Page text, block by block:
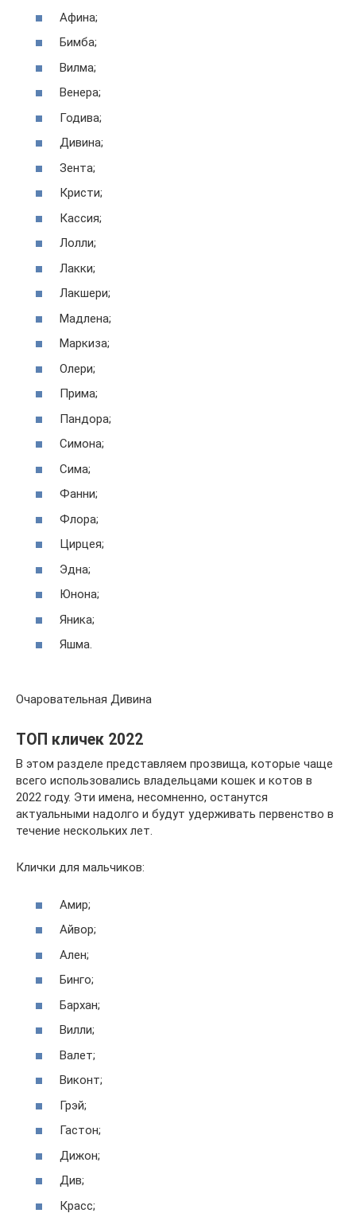
Афина;
Бимба;
Вилма;
Венера;
Годива;
Дивина;
Зента;
Кристи;
Кассия;
Лолли;
Лакки;
Лакшери;
Мадлена;
Маркиза;
Олери;
Прима;
Пандора;
Симона;
Сима;
Фанни;
Флора;
Цирцея;
Эдна;
Юнона;
Яника;
Яшма.
Очаровательная Дивина
ТОП кличек 2022
В этом разделе представляем прозвища, которые чаще
всего использовались владельцами кошек и котов в
2022 году. Эти имена, несомненно, останутся
актуальными надолго и будут удерживать первенство в
течение нескольких лет.
Клички для мальчиков:
Амир;
Айвор;
Ален;
Бинго;
Бархан;
Вилли;
Валет;
Виконт;
Грэй;
Гастон;
Дижон;
Див;
Красс;